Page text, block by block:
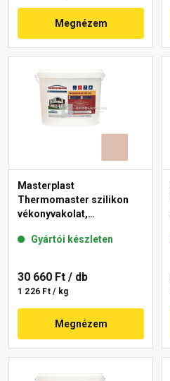
Megnézem
Masterplast
Thermomaster szilikon
vékonyvakolat,
13-D 25 kg
Gyártói készleten
30 660 Ft / db
1 226 Ft / kg
Megnézem